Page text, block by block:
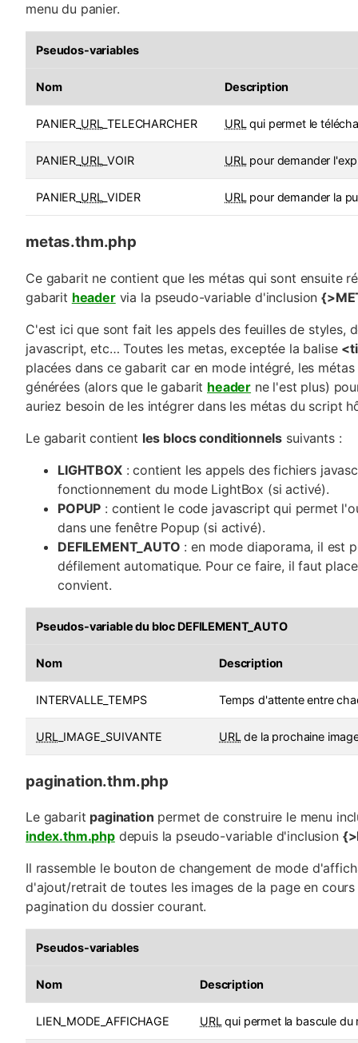
menu du panier.
Pseudos-variables
Nom Description
PANIER_ URL _TELECHARCHER URL qui permet le
PANIER_ URL _VOIR URL pour demander
PANIER_ URL _VIDER URL pour demander la
metas.thm.php
Ce gabarit ne contient que les métas qui sont ensuite
gabarit headervia la pseudo-variable d'inclusion
C'est ici que sont fait les appels des feuilles de styles,
javascript, etc… Toutes les metas, exceptée la balise
placées dans ce gabarit car en mode intégré, les
générées (alors que le gabarit header ne l'est plus)
auriez besoin de les intégrer dans les métas du script
Le gabarit contient les blocs conditionnels suivants :
LIGHTBOX: contient les appels des fichiers
fonctionnement du mode LightBox (si activé).
POPUP : contient le code javascript qui permet
dans une fenêtre Popup (si activé).
DEFILEMENT_AUTO : en mode diaporama, il est
défilement automatique. Pour ce faire, il faut
convient.
Pseudos-variable du bloc DEFILEMENT_AUTO
Nom Description
INTERVALLE_TEMPS Temps d'attente entre
URL _IMAGE_SUIVANTE URL de la prochaine
pagination.thm.php
Le gabarit pagination permet de construire le menu
index.thm.phpdepuis la pseudo-variable d'inclusion
Il rassemble le bouton de changement de mode
d'ajout/retrait de toutes les images de la page en
pagination du dossier courant.
Pseudos-variables
Nom Description
LIEN_MODE_AFFICHAGE URL qui permet la bascule